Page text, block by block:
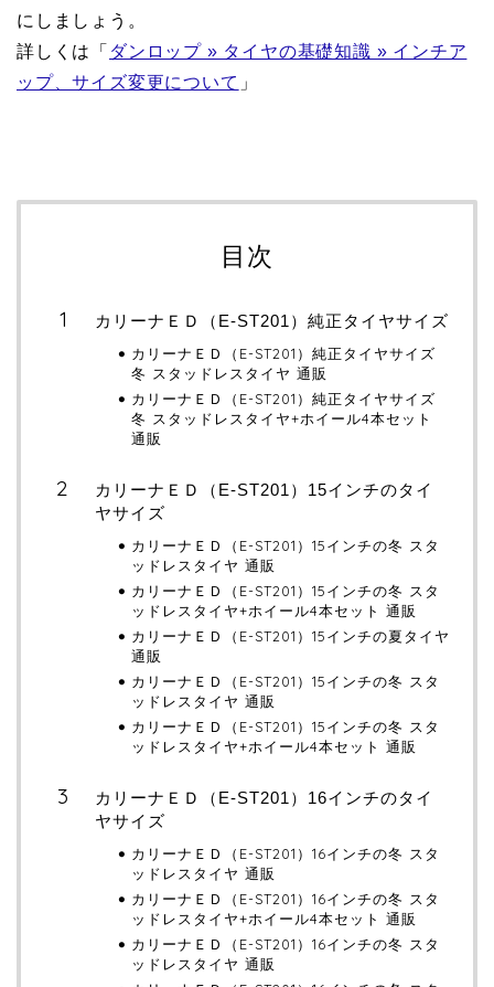
にしましょう。
詳しくは「 ダンロップ » タイヤの基礎知識 » インチア
ップ、サイズ変更について 」
目次
カリーナＥＤ（E-ST201）純正タイヤサイズ
カリーナＥＤ（E-ST201）純正タイヤサイズ
冬 スタッドレスタイヤ 通販
カリーナＥＤ（E-ST201）純正タイヤサイズ
冬 スタッドレスタイヤ+ホイール4本セット
通販
カリーナＥＤ（E-ST201）15インチのタイ
ヤサイズ
カリーナＥＤ（E-ST201）15インチの冬 スタ
ッドレスタイヤ 通販
カリーナＥＤ（E-ST201）15インチの冬 スタ
ッドレスタイヤ+ホイール4本セット 通販
カリーナＥＤ（E-ST201）15インチの夏タイヤ
通販
カリーナＥＤ（E-ST201）15インチの冬 スタ
ッドレスタイヤ 通販
カリーナＥＤ（E-ST201）15インチの冬 スタ
ッドレスタイヤ+ホイール4本セット 通販
カリーナＥＤ（E-ST201）16インチのタイ
ヤサイズ
カリーナＥＤ（E-ST201）16インチの冬 スタ
ッドレスタイヤ 通販
カリーナＥＤ（E-ST201）16インチの冬 スタ
ッドレスタイヤ+ホイール4本セット 通販
カリーナＥＤ（E-ST201）16インチの冬 スタ
ッドレスタイヤ 通販